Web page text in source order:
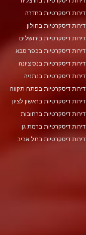
דירות דיסקרטיות בחדרה
דירות דיסקרטיות בחולון
דירות דיסקרטיות בירושלים
דירות דיסקרטיות בכפר סבא
דירות דיסקרטיות בנס ציונה
דירות דיסקרטיות בנתניה
דירות דיסקרטיות בפתח תקווה
דירות דיסקרטיות בראשון לציון
דירות דיסקרטיות ברחובות
דירות דיסקרטיות ברמת גן
דירות דיסקרטיות בתל אביב